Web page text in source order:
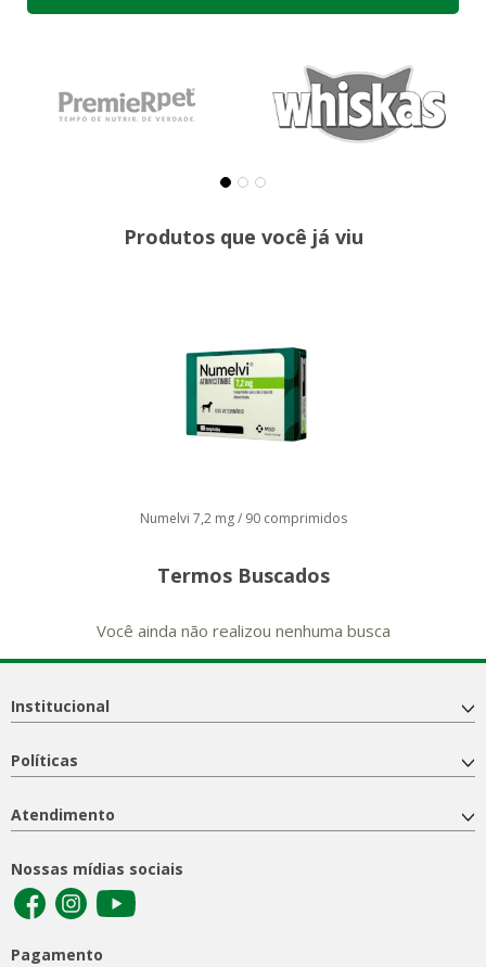
Produtos que você já viu
Numelvi 7,2 mg / 90 comprimidos
Termos Buscados
Você ainda não realizou nenhuma busca
Institucional
Políticas
Atendimento
Nossas mídias sociais
Pagamento